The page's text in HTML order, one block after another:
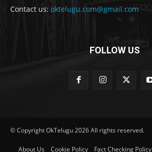
Contact us: oktelugu.com@gmail.com
FOLLOW US
© Copyright OkTelugu 2026 All rights reserved.
About Us Cookie Policy Fact Checking Policy